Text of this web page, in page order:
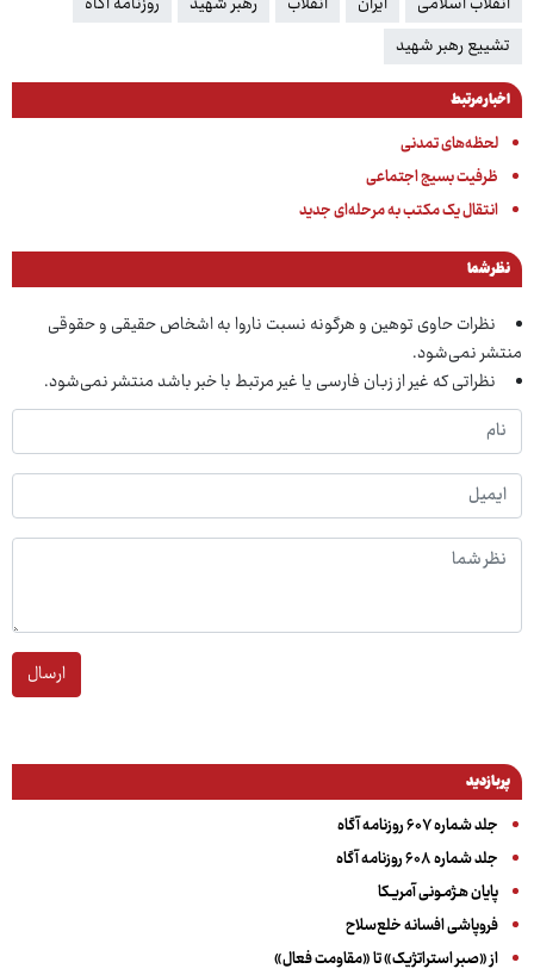
تشییع رهبر شهید
اخبار مرتبط
لحظه‌های تمدنی
ظرفیت بسیج اجتماعی
انتقال یک مکتب به مرحله‌ای جدید
نظر شما
نظرات حاوی توهین و هرگونه نسبت ناروا به اشخاص حقیقی و حقوقی
منتشر نمی‌شود.
نظراتی که غیر از زبان فارسی یا غیر مرتبط با خبر باشد منتشر نمی‌شود.
ارسال
پربازدید
جلد شماره ۶۰۷ روزنامه آگاه
جلد شماره ۶۰۸ روزنامه آگاه
پایان هـژمـونی آمریـکا
فروپاشی افسانه خلع‌سلاح
از «صبر استراتژیک» تا «مقاومت فعال»